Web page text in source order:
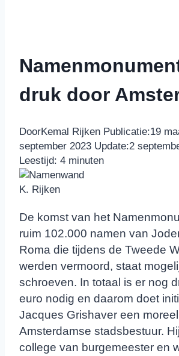
druk door
DoorKemal Rijken Publicatie:19
september 2023 Update:2
Leestijd: 4 minuten
K. Rijken
De komst van het
ruim 102.000 namen van
Roma die tijdens de Tweede
werden vermoord, staat
schroeven. In totaal is er nog
euro nodig en daarom doet
Jacques Grishaver een
Amsterdamse stadsbestuur.
college van burgemeester en